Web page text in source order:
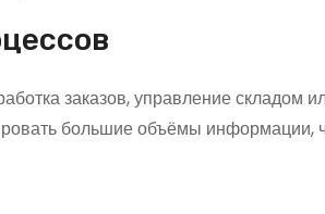
заказов, управление складом
большие объёмы информации,